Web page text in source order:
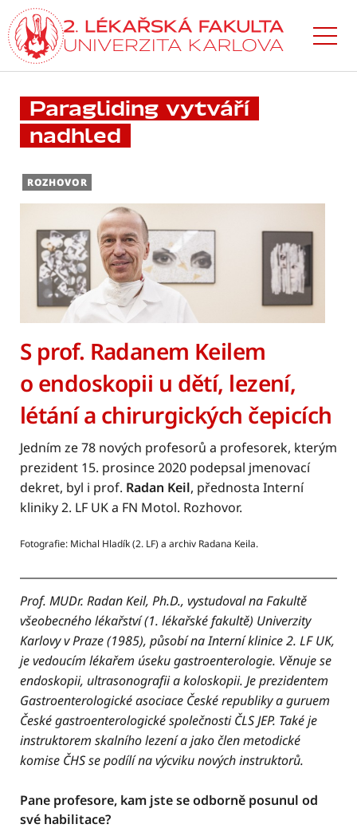
Přejít
k hlavnímu
obsahu
Paragliding vytváří
nadhled
ROZHOVOR
S prof. Radanem Keilem
o endoskopii u dětí, lezení,
létání a chirurgických čepicích
Jedním ze 78 nových profesorů a profesorek, kterým
prezident 15. prosince 2020 podepsal jmenovací
dekret, byl i prof. Radan Keil, přednosta Interní
kliniky 2. LF UK a FN Motol. Rozhovor.
Fotografie: Michal Hladík (2. LF) a archiv Radana Keila.
Prof. MUDr. Radan Keil, Ph.D., vystudoval na Fakultě
všeobecného lékařství (1. lékařské fakultě) Univerzity
Karlovy v Praze (1985), působí na Interní klinice 2. LF UK,
je vedoucím lékařem úseku gastroenterologie. Věnuje se
endoskopii, ultrasonografii a koloskopii. Je prezidentem
Gastroenterologické asociace České republiky a guruem
České gastroenterologické společnosti ČLS JEP. Také je
instruktorem skalního lezení a jako člen metodické
komise ČHS se podílí na výcviku nových instruktorů.
Pane profesore, kam jste se odborně posunul od
své habilitace?